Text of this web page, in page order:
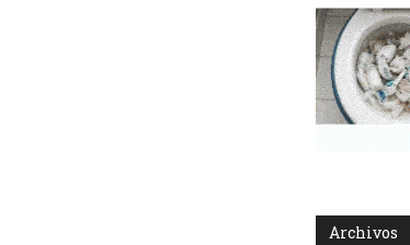
Archivos